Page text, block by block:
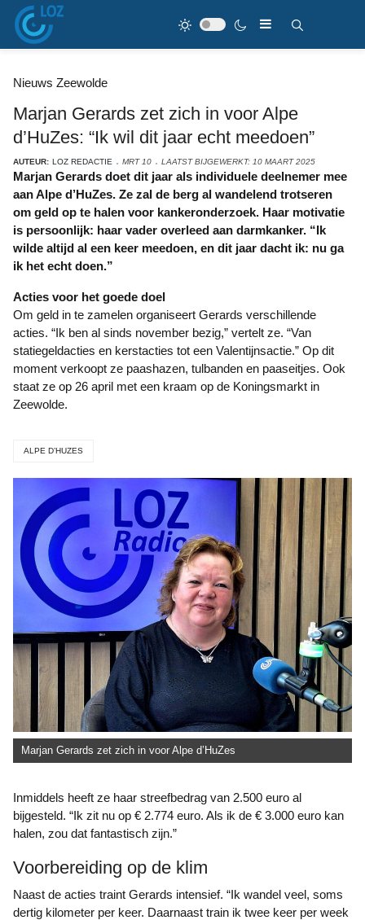
Nieuws Zeewolde
Marjan Gerards zet zich in voor Alpe
d’HuZes: “Ik wil dit jaar echt meedoen”
AUTEUR: LOZ REDACTIE MRT 10 LAATST BIJGEWERKT: 10 MAART 2025
Marjan Gerards doet dit jaar als individuele deelnemer mee
aan Alpe d’HuZes. Ze zal de berg al wandelend trotseren
om geld op te halen voor kankeronderzoek. Haar motivatie
is persoonlijk: haar vader overleed aan darmkanker. “Ik
wilde altijd al een keer meedoen, en dit jaar dacht ik: nu ga
ik het echt doen.”
Acties voor het goede doel
Om geld in te zamelen organiseert Gerards verschillende
acties. “Ik ben al sinds november bezig,” vertelt ze. “Van
statiegeldacties en kerstacties tot een Valentijnsactie.” Op dit
moment verkoopt ze paashazen, tulbanden en paaseitjes. Ook
staat ze op 26 april met een kraam op de Koningsmarkt in
Zeewolde.
ALPE D’HUZES
Marjan Gerards zet zich in voor Alpe d’HuZes
Inmiddels heeft ze haar streefbedrag van 2.500 euro al
bijgesteld. “Ik zit nu op € 2.774 euro. Als ik de € 3.000 euro kan
halen, zou dat fantastisch zijn.”
Voorbereiding op de klim
Naast de acties traint Gerards intensief. “Ik wandel veel, soms
dertig kilometer per keer. Daarnaast train ik twee keer per week